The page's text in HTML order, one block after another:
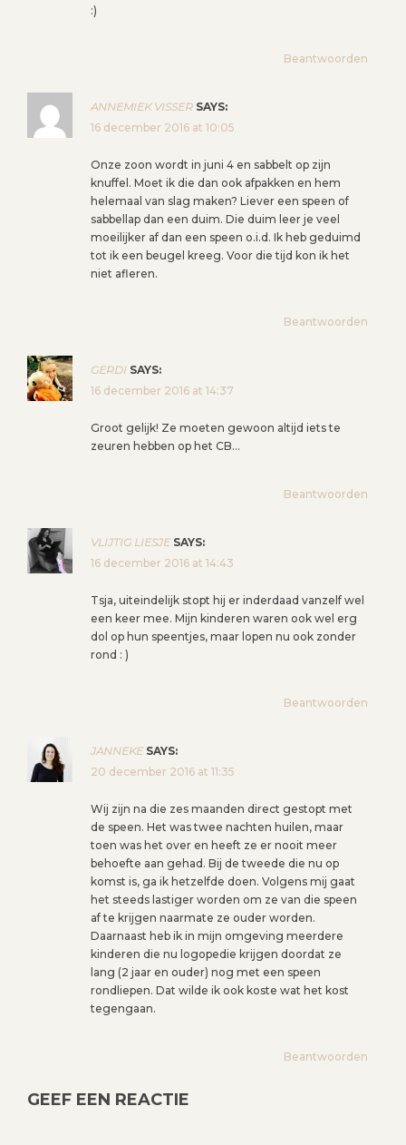
:)
Beantwoorden
ANNEMIEK VISSER SAYS:
16 december 2016 at 10:05
Onze zoon wordt in juni 4 en sabbelt op zijn
knuffel. Moet ik die dan ook afpakken en hem
helemaal van slag maken? Liever een speen of
sabbellap dan een duim. Die duim leer je veel
moeilijker af dan een speen o.i.d. Ik heb geduimd
tot ik een beugel kreeg. Voor die tijd kon ik het
niet afleren.
Beantwoorden
GERDI SAYS:
16 december 2016 at 14:37
Groot gelijk! Ze moeten gewoon altijd iets te
zeuren hebben op het CB…
Beantwoorden
VLIJTIG LIESJE SAYS:
16 december 2016 at 14:43
Tsja, uiteindelijk stopt hij er inderdaad vanzelf wel
een keer mee. Mijn kinderen waren ook wel erg
dol op hun speentjes, maar lopen nu ook zonder
rond : )
Beantwoorden
JANNEKE SAYS:
20 december 2016 at 11:35
Wij zijn na die zes maanden direct gestopt met
de speen. Het was twee nachten huilen, maar
toen was het over en heeft ze er nooit meer
behoefte aan gehad. Bij de tweede die nu op
komst is, ga ik hetzelfde doen. Volgens mij gaat
het steeds lastiger worden om ze van die speen
af te krijgen naarmate ze ouder worden.
Daarnaast heb ik in mijn omgeving meerdere
kinderen die nu logopedie krijgen doordat ze
lang (2 jaar en ouder) nog met een speen
rondliepen. Dat wilde ik ook koste wat het kost
tegengaan.
Beantwoorden
GEEF EEN REACTIE